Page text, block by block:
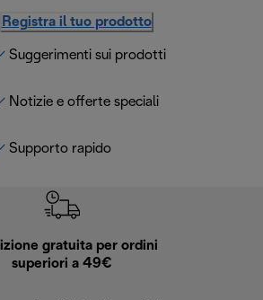
Registra il tuo prodotto
Suggerimenti sui prodotti
Notizie e offerte speciali
Supporto rapido
gratuita per ordini
superiori a 49€